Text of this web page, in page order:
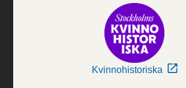
Kvinnohistoriska